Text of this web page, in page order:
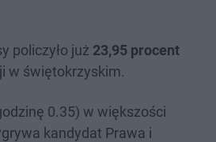
policzyło już 23,95 procent
w świętokrzyskim.
0.35) w większości
kandydat Prawa i